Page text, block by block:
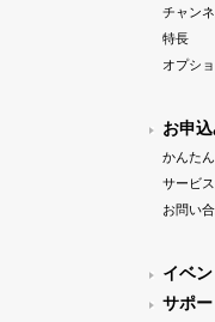
チャン
特長
オプシ
お申
かんた
サービ
お問い
イベ
サポ